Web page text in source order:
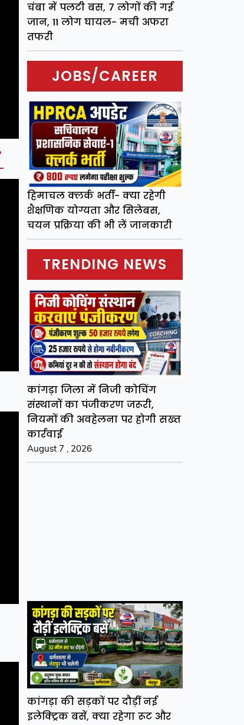
चंबा में पलटी बस, 7 लोगों की गई
जान, 11 लोग घायल- मची अफरा
तफरी
JOBS/CAREER
हिमाचल क्लर्क भर्ती- क्या रहेगी
शैक्षणिक योग्यता और सिलेबस,
चयन प्रक्रिया की भी लें जानकारी
TRENDING NEWS
कांगड़ा जिला में निजी कोचिंग
संस्थानों का पंजीकरण जरूरी,
नियमों की अवहेलना पर होगी सख्त
कार्रवाई
August 7 , 2026
कांगड़ा की सड़कों पर दौड़ीं नई
इलेक्ट्रिक बसें, क्या रहेगा रूट और